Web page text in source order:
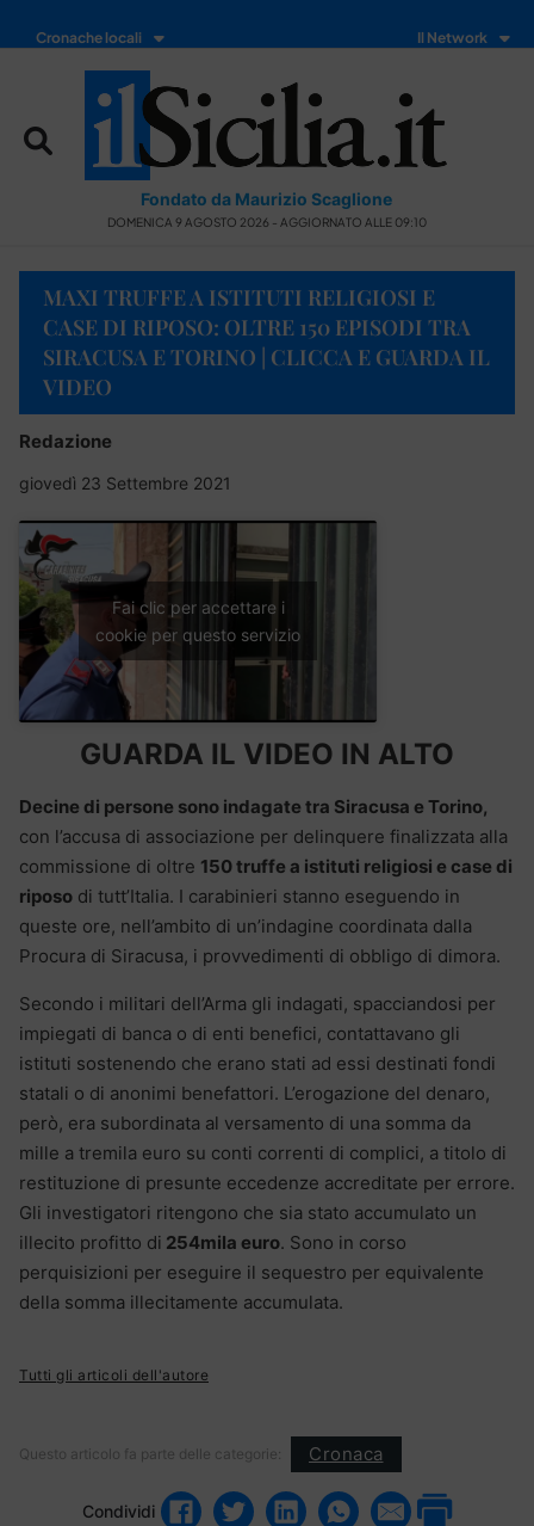
Cronache locali Il Network
Fondato da Maurizio Scaglione
DOMENICA 9 AGOSTO 2026 - AGGIORNATO ALLE 09:10
MAXI TRUFFE A ISTITUTI RELIGIOSI E
CASE DI RIPOSO: OLTRE 150 EPISODI TRA
SIRACUSA E TORINO | CLICCA E GUARDA IL
VIDEO
Redazione
giovedì 23 Settembre 2021
Fai clic per accettare i
cookie per questo servizio
GUARDA IL VIDEO IN ALTO
Decine di persone sono indagate tra Siracusa e Torino,
con l’accusa di associazione per delinquere finalizzata alla
commissione di oltre 150 truffe a istituti religiosi e case di
riposo di tutt’Italia. I carabinieri stanno eseguendo in
queste ore, nell’ambito di un’indagine coordinata dalla
Procura di Siracusa, i provvedimenti di obbligo di dimora.
Secondo i militari dell’Arma gli indagati, spacciandosi per
impiegati di banca o di enti benefici, contattavano gli
istituti sostenendo che erano stati ad essi destinati fondi
statali o di anonimi benefattori. L’erogazione del denaro,
però, era subordinata al versamento di una somma da
mille a tremila euro su conti correnti di complici, a titolo di
restituzione di presunte eccedenze accreditate per errore.
Gli investigatori ritengono che sia stato accumulato un
illecito profitto di 254mila euro. Sono in corso
perquisizioni per eseguire il sequestro per equivalente
della somma illecitamente accumulata.
Tutti gli articoli dell'autore
Questo articolo fa parte delle categorie: Cronaca
Condividi